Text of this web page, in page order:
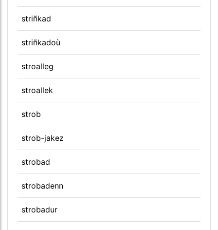
striñkad
striñkadoù
stroalleg
stroallek
strob
strob-jakez
strobad
strobadenn
strobadur